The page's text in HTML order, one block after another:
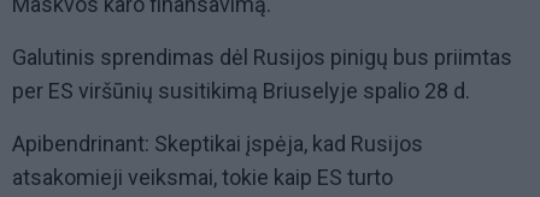
Galutinis sprendimas dėl Rusijos pinigų bus priimtas
per ES viršūnių susitikimą Briuselyje spalio 28 d.
Apibendrinant: Skeptikai įspėja, kad Rusijos
atsakomieji veiksmai, tokie kaip ES turto